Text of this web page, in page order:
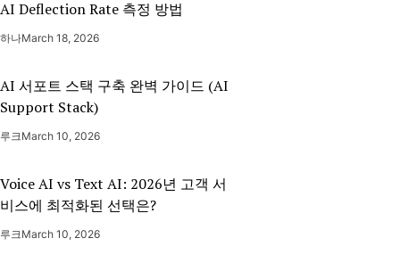
AI Deflection Rate 측정 방법
하나March 18, 2026
AI 서포트 스택 구축 완벽 가이드 (AI
Support Stack)
루크March 10, 2026
Voice AI vs Text AI: 2026년 고객 서
비스에 최적화된 선택은?
루크March 10, 2026